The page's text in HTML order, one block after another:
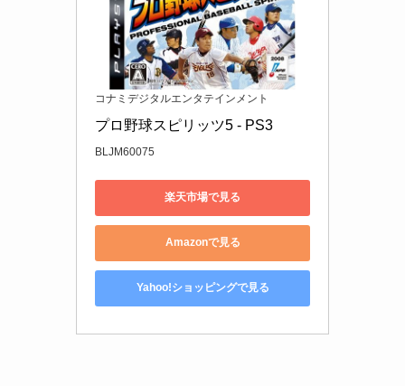
コナミデジタルエンタテインメント
プロ野球スピリッツ5 - PS3
BLJM60075
楽天市場で見る
Amazonで見る
Yahoo!ショッピングで見る